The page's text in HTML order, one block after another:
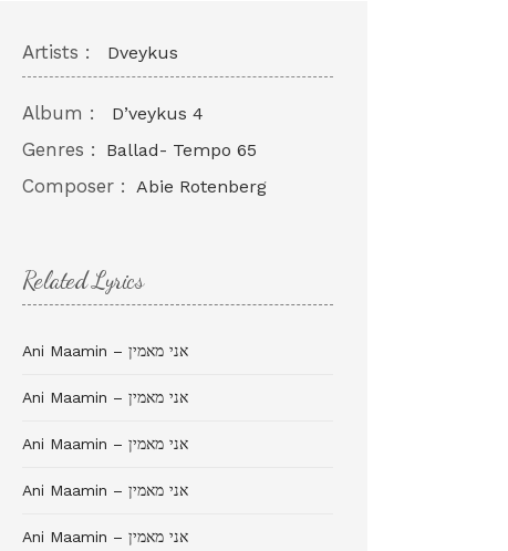
Artists : Dveykus
Album : D’veykus 4
Genres : Ballad- Tempo 65
Composer : Abie Rotenberg
Related Lyrics
Ani Maamin – אני מאמין
Ani Maamin – אני מאמין
Ani Maamin – אני מאמין
Ani Maamin – אני מאמין
Ani Maamin – אני מאמין